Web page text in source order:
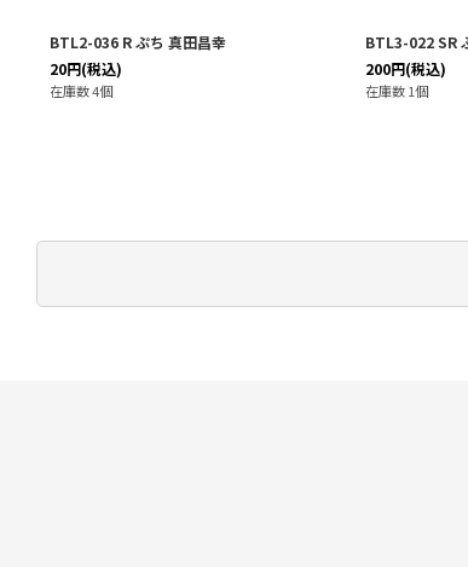
BTL2-036 R ぷち 真田昌幸
20円(税込)
在庫数 4個
BTL3-022 SR
200円(税込)
在庫数 1個